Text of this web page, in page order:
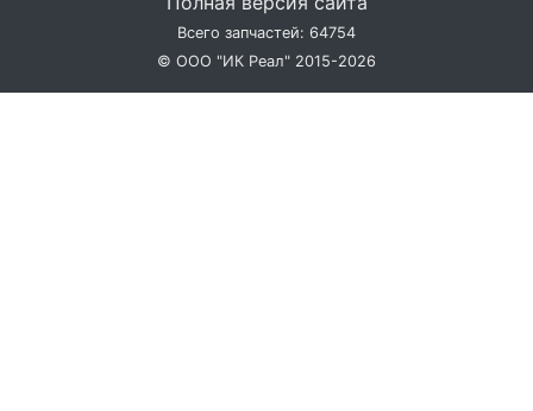
Всего запчастей: 64754
© ООО "ИК Реал" 2015-2026